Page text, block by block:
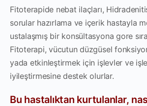
Fitoterapide nebat ilaçları,
sorular hazırlama ve içerik hastayla
ustalaşmış bir konsültasyona gore
Fitoterapi, vücutun düzgüsel
yada etkinleştirmek için işlevler ve
iyileştirmesine destek olurlar.
Bu hastalıktan kurtulanlar,